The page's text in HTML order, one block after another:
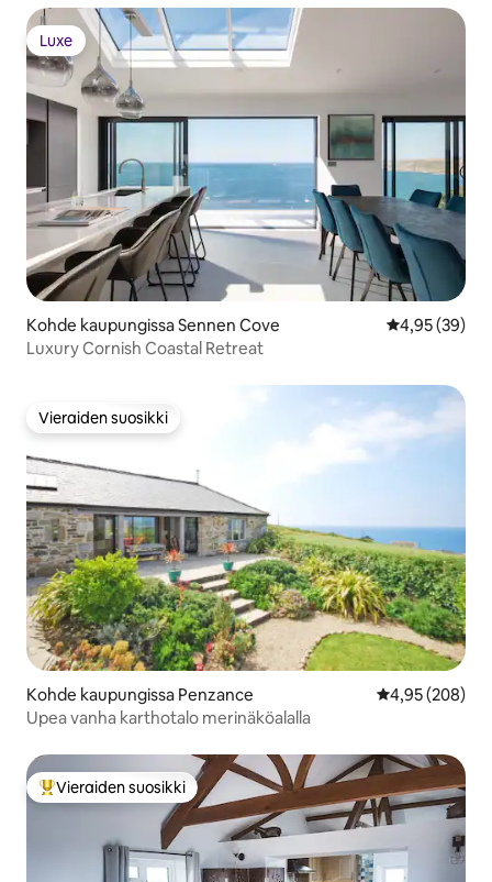
Luxe
Luxe
Kohde kaupungissa Sennen Cove
4,95 (39)
Luxury Cornish Coastal Retreat
Vieraiden suosikki
Vieraiden suosikki
Kohde kaupungissa Penzance
4,95 (208)
Upea vanha karthotalo merinäköalalla
Vieraiden suosikkien parhaimmistoa
Vieraiden suosikki